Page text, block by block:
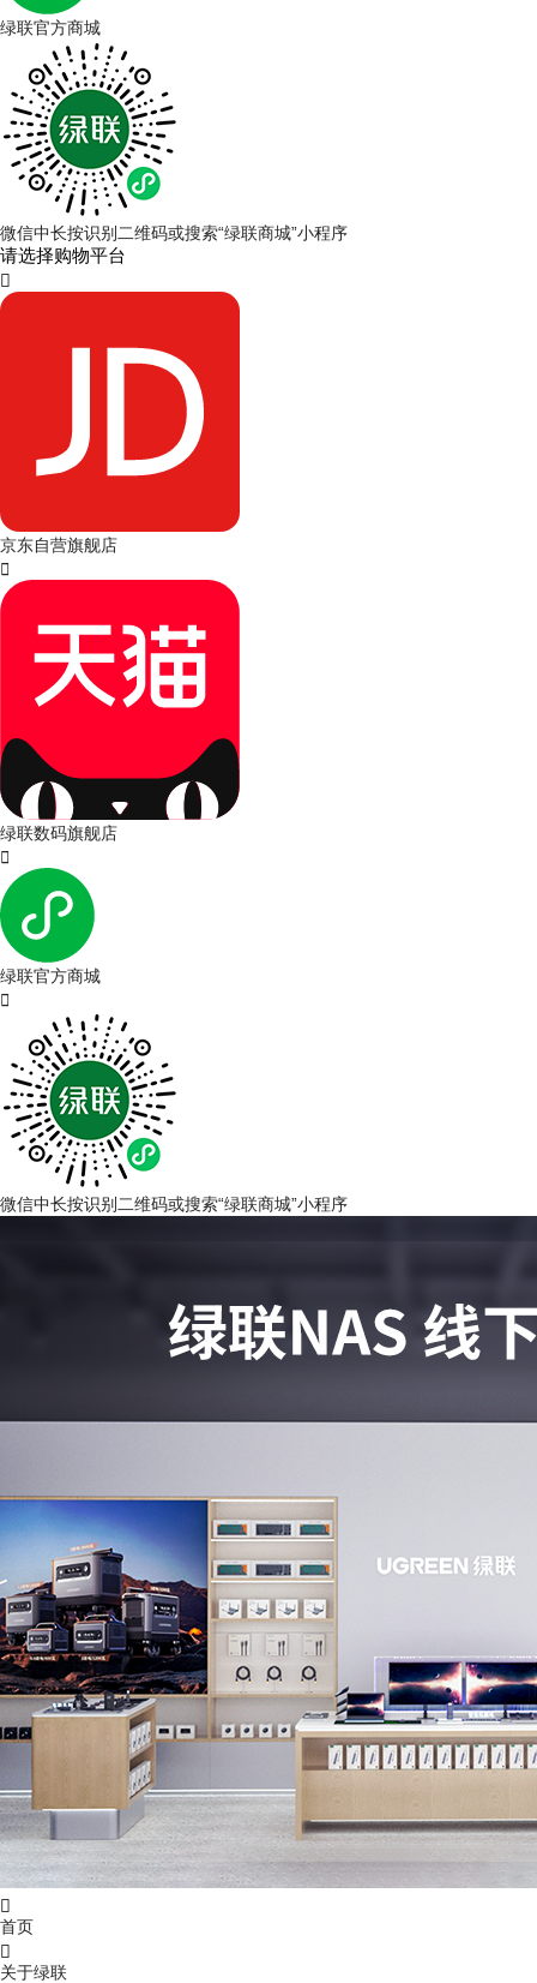
绿联官方商城
微信中长按识别二维码或搜索“绿联商城”小程序
请选择购物平台

京东自营旗舰店

绿联数码旗舰店

绿联官方商城

微信中长按识别二维码或搜索“绿联商城”小程序

首页

关于绿联